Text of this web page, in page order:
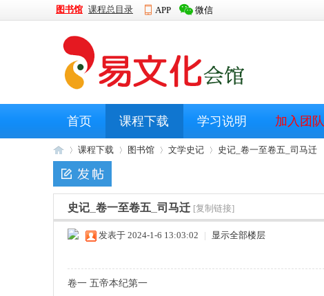
图书馆 课程总目录 APP 微信
首页 课程下载 学习说明 加入团队
课程下载
›
图书馆 文学史记
›
史记_卷一至卷五_司马迁
史记_卷一至卷五_司马迁 [复制链接]
发表于 2024-1-6 13:03:02 | 显示全部楼层
卷一 五帝本纪第一